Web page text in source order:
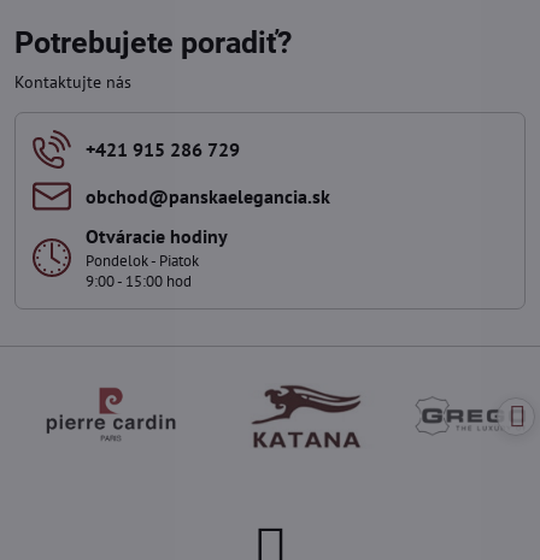
Potrebujete poradiť?
Kontaktujte nás
+421 915 286 729
obchod​@panskaelegancia​.sk
Otváracie hodiny
Pondelok - Piatok
9:00 - 15:00 hod